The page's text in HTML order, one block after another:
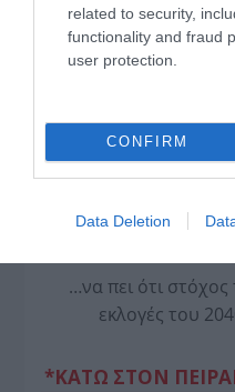
related to security,
functionality and fraud
user protection.
CONFIRM
Data Deletion
Ο Μητσοτάκης
Ελλάδα του
ο
…να πει ότι στόχος
εκλογές του
*ΚΑΤΩ ΣΤΟΝ